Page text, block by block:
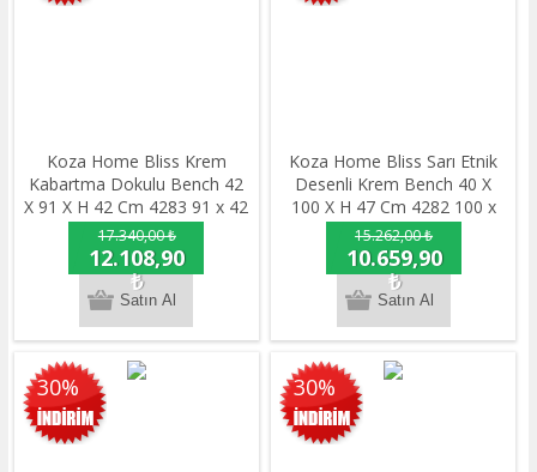
Koza Home Bliss Krem
Kabartma Dokulu Bench 42
X 91 X H 42 Cm 4283 91 x 42
17.340,00 ₺
12.108,90
₺
Koza Home Bliss Sarı Etnik
Desenli Krem Bench 40 X
100 X H 47 Cm 4282 100 x
47
15.262,00 ₺
10.659,90
₺
30% 30%